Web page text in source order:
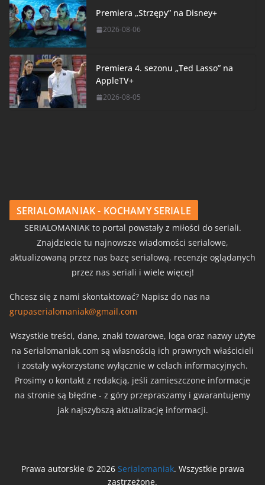
Premiera „Strzępy” na Disney+
2026-08-06
Premiera 4. sezonu „Ted Lasso” na
AppleTV+
2026-08-05
SERIALOMANIAK - KOCHAMY SERIALE
SERIALOMANIAK to portal powstały z miłości do seriali.
Znajdziecie tu najnowsze wiadomości serialowe,
aktualizowaną przez nas bazę serialową, recenzje oglądanych
przez nas seriali i wiele więcej!
Chcesz się z nami skontaktować? Napisz do nas na
grupaserialomaniak@gmail.com
Wszystkie treści, dane, znaki towarowe, loga oraz nazwy użyte
na Serialomaniak.com są własnością ich prawnych właścicieli
i zostały wykorzystane wyłącznie w celach informacyjnych.
Prosimy o kontakt z redakcją, jeśli zamieszczone informacje
na stronie są błędne - z góry przepraszamy i gwarantujemy
jak najszybszą aktualizację informacji.
Prawa autorskie © 2026 Serialomaniak. Wszystkie prawa
zastrzeżone.